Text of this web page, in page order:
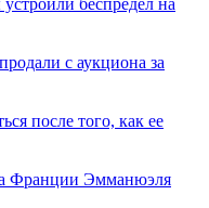
беспредел на
с аукциона за
после того, как ее
Франции Эмманюэля